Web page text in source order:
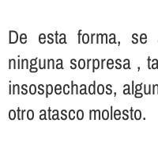
De esta forma, se
ninguna sorpresa ,
insospechados,
otro atasco molesto.